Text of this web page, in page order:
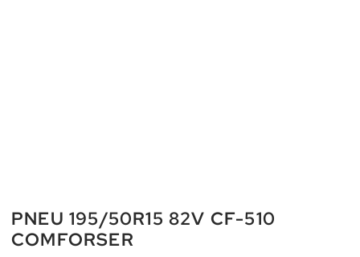
PNEU 195/50R15 82V CF-510
COMFORSER